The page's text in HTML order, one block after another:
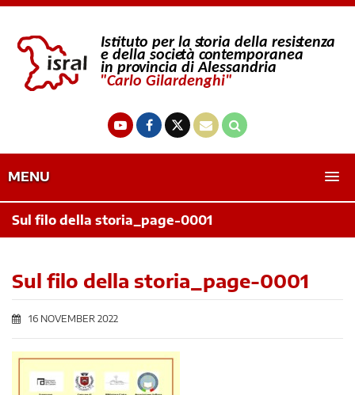
MENU
Sul filo della storia_page-0001
Sul filo della storia_page-0001
16 NOVEMBER 2022